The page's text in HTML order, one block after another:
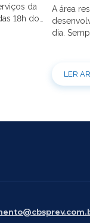
da
18h do
A área
dia.
acesso,
LER